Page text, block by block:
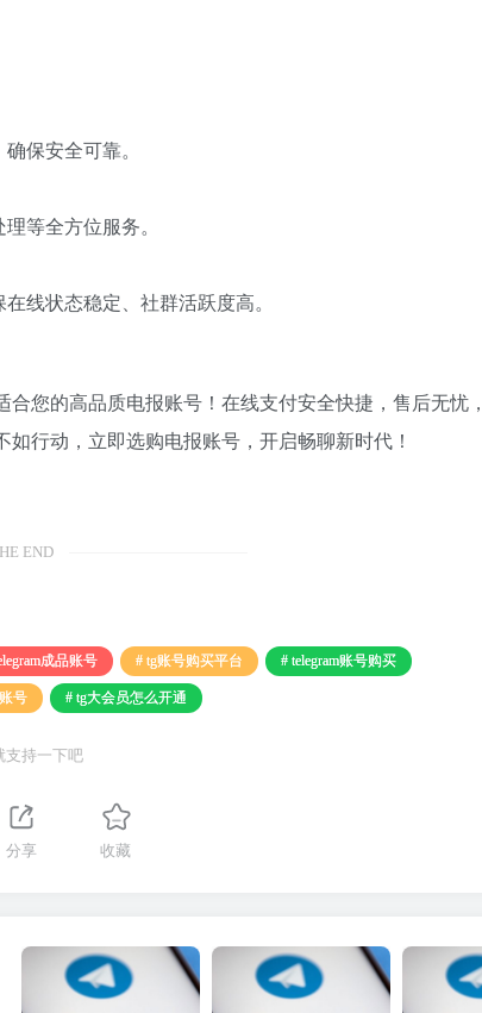
保安全可靠。
等全方位服务。
线状态稳定、社群活跃度高。
您的高品质电报账号！在线支付安全快捷，售后无忧
行动，立即选购电报账号，开启畅聊新时代！
END
成品账号 # tg账号购买平台 # telegram账号购买
号 # tg大会员怎么开通
支持一下吧
分享 收藏